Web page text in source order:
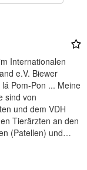
Internationalen
e.V. Biewer
Pom-Pon ... Meine
sind von
und dem VDH
Tierärzten an den
(Patellen) und…